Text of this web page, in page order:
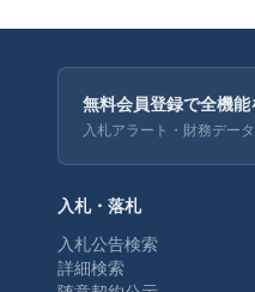
無料会員登録で全機能
入札アラート・財務デー
入札・落札
入札公告検索
詳細検索